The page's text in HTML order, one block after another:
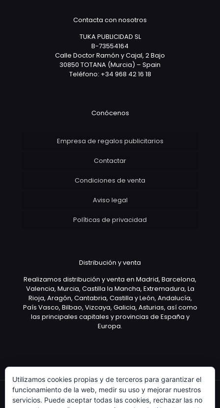
Contacta con nosotros
TUKA PUBLICIDAD SL
B-73554164
Calle Doctor Ramón y Cajal, 2 Bajo
30850 TOTANA (Murcia) – Spain
Teléfono: +34 968 42 16 18
Conócenos
Empresa de regalos publicitarios
Contactar
Condiciones de venta
Aviso legal
Políticas de privacidad
Distribución y venta
Realizamos distribución y venta en Madrid, Barcelona,
Valencia, Murcia, Castilla la Mancha, Extremadura, La
Rioja, Aragón, Cantabria, Castilla y León, Andalucía,
País Vasco, Bilbao, Vizcaya, Galicia, Asturias, así como
las principales capitales y provincias de España y
Europa.
Utilizamos cookies propias y de terceros para garantizar el
funcionamiento de la web, medir su uso y mejorar nuestros
servicios. Puede aceptar todas las cookies, rechazar las no